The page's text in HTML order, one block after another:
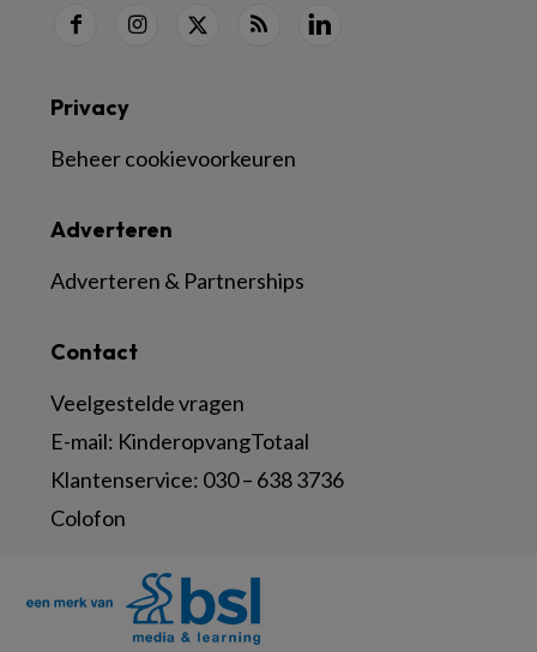
Contact
Veelgestelde vragen
E-mail: KinderopvangTotaal
Klantenservice: 030 – 638 3736
Colofon
Adverteren
Adverteren & Partnerships
Privacy
Beheer cookievoorkeuren